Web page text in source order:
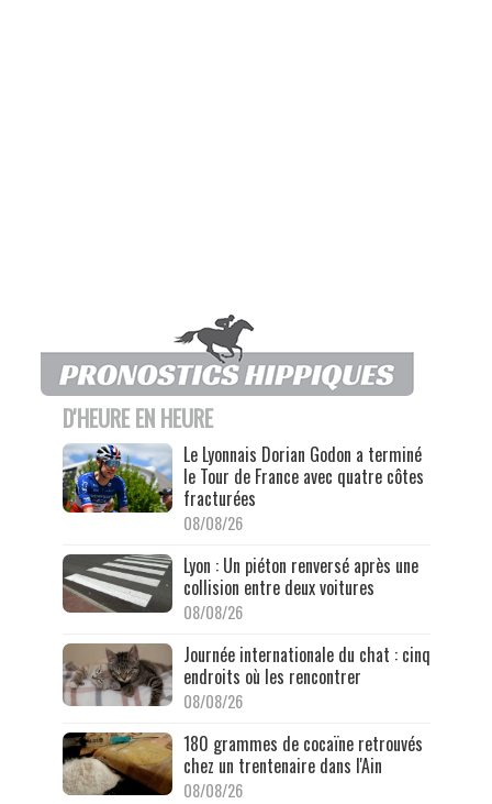
D'HEURE EN HEURE
Le Lyonnais Dorian Godon a terminé
le Tour de France avec quatre côtes
fracturées
08/08/26
Lyon : Un piéton renversé après une
collision entre deux voitures
08/08/26
Journée internationale du chat : cinq
endroits où les rencontrer
08/08/26
180 grammes de cocaïne retrouvés
chez un trentenaire dans l'Ain
08/08/26